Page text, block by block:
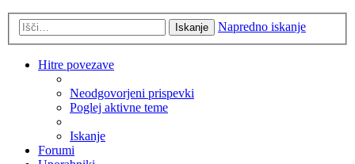
Iskanje Napredno iskanje
Hitre povezave
Neodgovorjeni prispevki
Poglej aktivne teme
Iskanje
Forumi